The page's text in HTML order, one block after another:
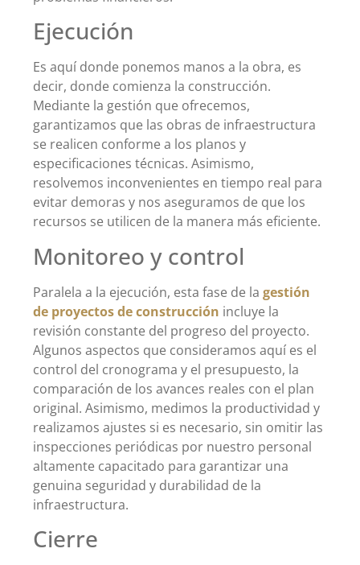
Ejecución
Es aquí donde ponemos manos a la obra, es
decir, donde comienza la construcción.
Mediante la gestión que ofrecemos,
garantizamos que las obras de infraestructura
se realicen conforme a los planos y
especificaciones técnicas. Asimismo,
resolvemos inconvenientes en tiempo real para
evitar demoras y nos aseguramos de que los
recursos se utilicen de la manera más eficiente.
Monitoreo y control
Paralela a la ejecución, esta fase de la gestión
de proyectos de construcción incluye la
revisión constante del progreso del proyecto.
Algunos aspectos que consideramos aquí es el
control del cronograma y el presupuesto, la
comparación de los avances reales con el plan
original. Asimismo, medimos la productividad y
realizamos ajustes si es necesario, sin omitir las
inspecciones periódicas por nuestro personal
altamente capacitado para garantizar una
genuina seguridad y durabilidad de la
infraestructura.
Cierre